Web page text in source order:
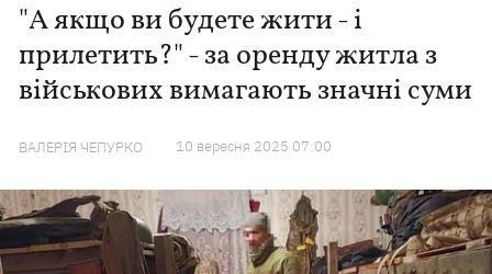
"А якщо ви будете жити - і
прилетить?" - за оренду житла з
військових вимагають значні суми
ВАЛЕРІЯ ЧЕПУРКО 10 вересня 2025 07:00